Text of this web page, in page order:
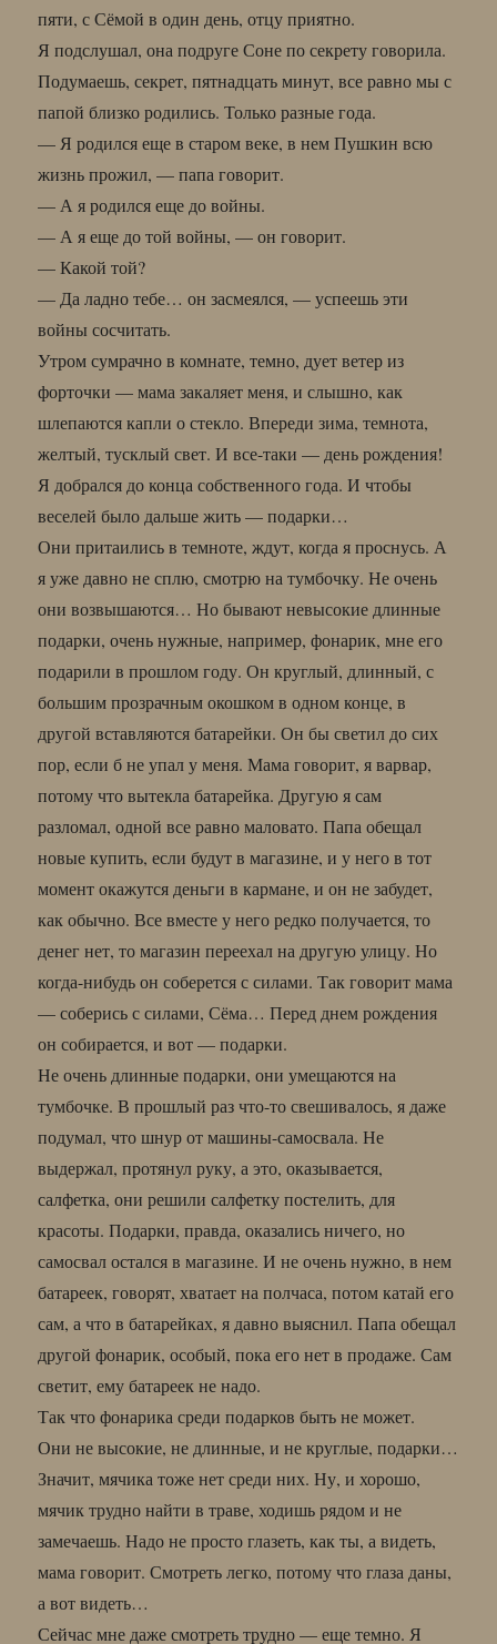
пяти, с Сёмой в один день, отцу приятно.
Я подслушал, она подруге Соне по секрету говорила.
Подумаешь, секрет, пятнадцать минут, все равно мы с
папой близко родились. Только разные года.
— Я родился еще в старом веке, в нем Пушкин всю
жизнь прожил, — папа говорит.
— А я родился еще до войны.
— А я еще до той войны, — он говорит.
— Какой той?
— Да ладно тебе… он засмеялся, — успеешь эти
войны сосчитать.
Утром сумрачно в комнате, темно, дует ветер из
форточки — мама закаляет меня, и слышно, как
шлепаются капли о стекло. Впереди зима, темнота,
желтый, тусклый свет. И все-таки — день рождения!
Я добрался до конца собственного года. И чтобы
веселей было дальше жить — подарки…
Они притаились в темноте, ждут, когда я проснусь. А
я уже давно не сплю, смотрю на тумбочку. Не очень
они возвышаются… Но бывают невысокие длинные
подарки, очень нужные, например, фонарик, мне его
подарили в прошлом году. Он круглый, длинный, с
большим прозрачным окошком в одном конце, в
другой вставляются батарейки. Он бы светил до сих
пор, если б не упал у меня. Мама говорит, я варвар,
потому что вытекла батарейка. Другую я сам
разломал, одной все равно маловато. Папа обещал
новые купить, если будут в магазине, и у него в тот
момент окажутся деньги в кармане, и он не забудет,
как обычно. Все вместе у него редко получается, то
денег нет, то магазин переехал на другую улицу. Но
когда-нибудь он соберется с силами. Так говорит мама
— соберись с силами, Сёма… Перед днем рождения
он собирается, и вот — подарки.
Не очень длинные подарки, они умещаются на
тумбочке. В прошлый раз что-то свешивалось, я даже
подумал, что шнур от машины-самосвала. Не
выдержал, протянул руку, а это, оказывается,
салфетка, они решили салфетку постелить, для
красоты. Подарки, правда, оказались ничего, но
самосвал остался в магазине. И не очень нужно, в нем
батареек, говорят, хватает на полчаса, потом катай его
сам, а что в батарейках, я давно выяснил. Папа обещал
другой фонарик, особый, пока его нет в продаже. Сам
светит, ему батареек не надо.
Так что фонарика среди подарков быть не может.
Они не высокие, не длинные, и не круглые, подарки…
Значит, мячика тоже нет среди них. Ну, и хорошо,
мячик трудно найти в траве, ходишь рядом и не
замечаешь. Надо не просто глазеть, как ты, а видеть,
мама говорит. Смотреть легко, потому что глаза даны,
а вот видеть…
Сейчас мне даже смотреть трудно — еще темно. Я